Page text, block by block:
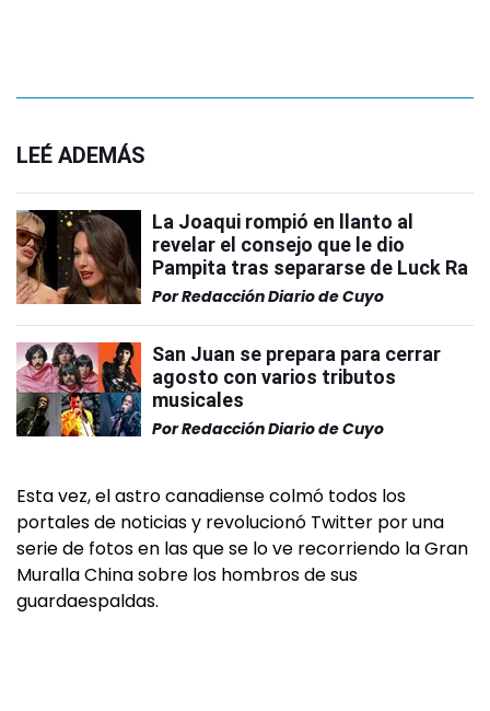
LEÉ ADEMÁS
La Joaqui rompió en llanto al
revelar el consejo que le dio
Pampita tras separarse de Luck Ra
PorRedacción Diario de Cuyo
San Juan se prepara para cerrar
agosto con varios tributos
musicales
PorRedacción Diario de Cuyo
Esta vez, el astro canadiense colmó todos los
portales de noticias y revolucionó Twitter por una
serie de fotos en las que se lo ve recorriendo la Gran
Muralla China sobre los hombros de sus
guardaespaldas.